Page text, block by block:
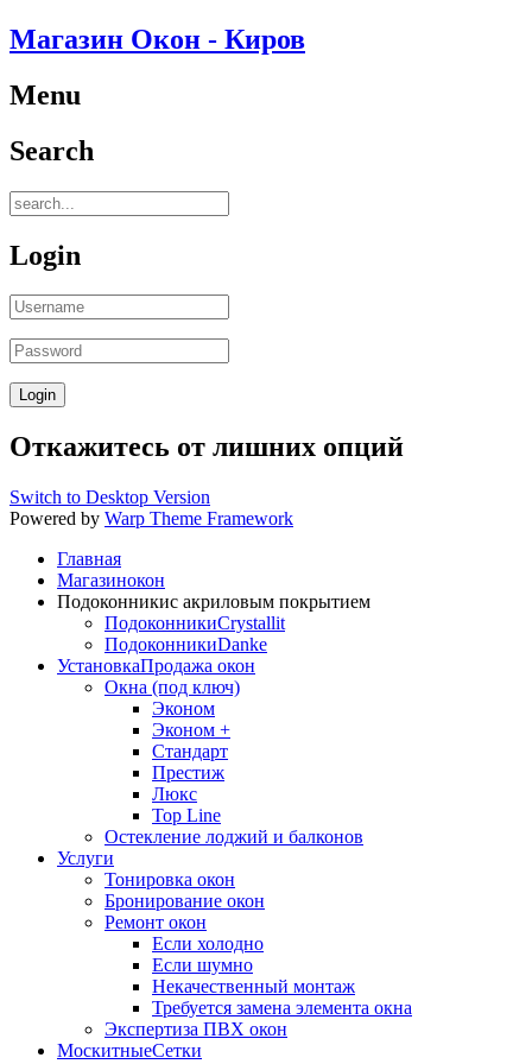
Магазин Окон - Киров
Menu
Search
Login
Откажитесь от лишних опций
Switch to Desktop Version
Powered by Warp Theme Framework
Главная
Магазинокон
Подоконникис акриловым покрытием
ПодоконникиCrystallit
ПодоконникиDanke
УстановкаПродажа окон
Окна (под ключ)
Эконом
Эконом +
Стандарт
Престиж
Люкс
Top Line
Остекление лоджий и балконов
Услуги
Тонировка окон
Бронирование окон
Ремонт окон
Если холодно
Если шумно
Некачественный монтаж
Требуется замена элемента окна
Экспертиза ПВХ окон
МоскитныеСетки